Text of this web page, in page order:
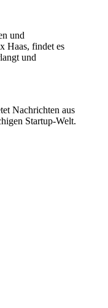
und
Haas, findet es
und
Nachrichten aus
Startup-Welt.